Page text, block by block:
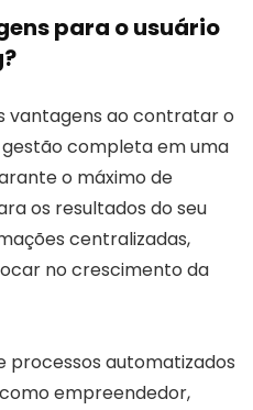
para o usuário
vantagens ao contratar o
completa em uma
o máximo de
os resultados do seu
centralizadas,
no crescimento da
processos automatizados
empreendedor,